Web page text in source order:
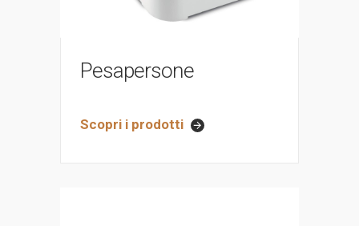
Pesapersone
Scopri i prodotti